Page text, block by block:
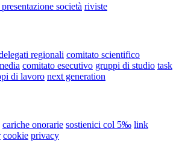
presentazione società riviste
regionali comitato scientifico
comitato esecutivo gruppi di studio task
di lavoro next generation
cariche onorarie sostienici col 5‰ link
cookie privacy